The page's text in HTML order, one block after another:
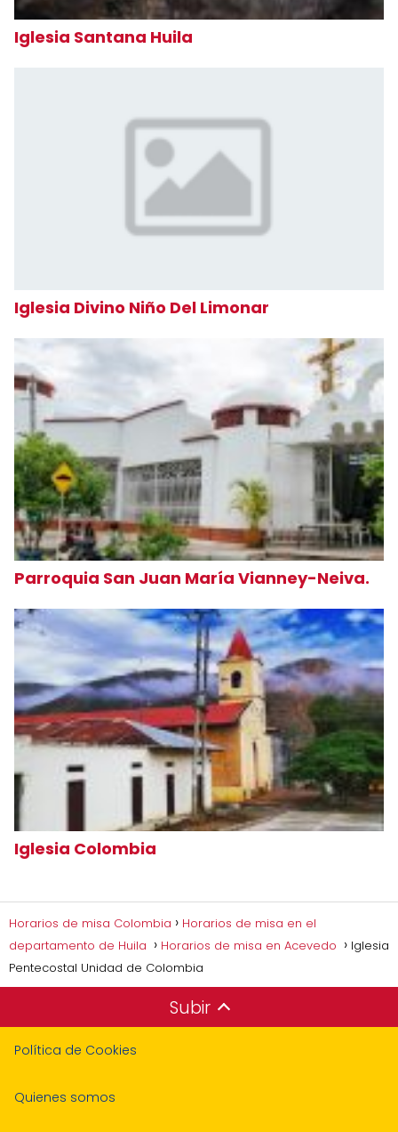
Iglesia Santana Huila
Iglesia Divino Niño Del Limonar
Parroquia San Juan María Vianney-Neiva.
Iglesia Colombia
Horarios de misa Colombia
Horarios de misa en el
departamento de Huila
Horarios de misa en Acevedo
Iglesia
Pentecostal Unidad de Colombia
Subir
Política de Cookies
Quienes somos